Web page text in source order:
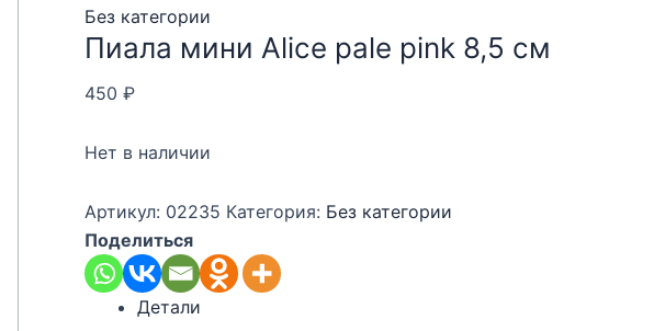
Без категории
Пиала мини Alice pale pink 8,5 см
450 ₽
Нет в наличии
Артикул: 02235 Категория: Без категории
Поделиться
Детали